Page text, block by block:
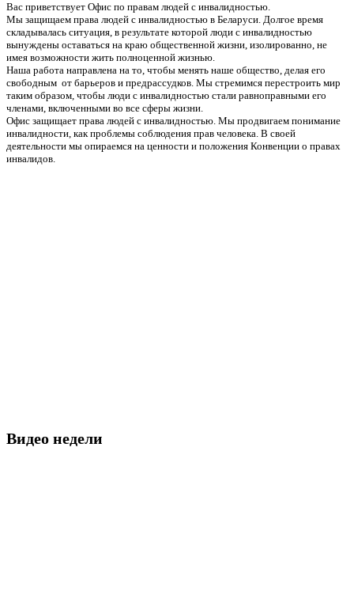
Вас приветствует Офис по правам людей с инвалидностью.
Мы защищаем права людей с инвалидностью в Беларуси. Долгое время
складывалась ситуация, в результате которой люди с инвалидностью
вынуждены оставаться на краю общественной жизни, изолированно, не
имея возможности жить полноценной жизнью.
Наша работа направлена на то, чтобы менять наше общество, делая его
свободным от барьеров и предрассудков. Мы стремимся перестроить мир
таким образом, чтобы люди с инвалидностью стали равноправными его
членами, включенными во все сферы жизни.
Офис защищает права людей с инвалидностью. Мы продвигаем понимание
инвалидности, как проблемы соблюдения прав человека. В своей
деятельности мы опираемся на ценности и положения Конвенции о правах
инвалидов.
Видео недели